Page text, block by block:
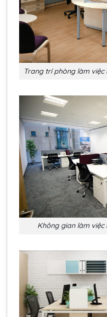
Trang trí phòng làm
Không gian làm việc